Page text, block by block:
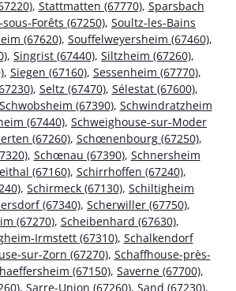
, Stattmatten (67770), Sparsbach
Forêts (67250), Soultz-les-Bains
(67620), Souffelweyersheim (67460),
, Singrist (67440), Siltzheim (67260),
, Siegen (67160), Sessenheim (67770),
, Seltz (67470), Sélestat (67600),
Schwobsheim (67390), Schwindratzheim
(67440), Schweighouse-sur-Moder
(67260), Schœnenbourg (67250),
, Schœnau (67390), Schnersheim
(67160), Schirrhoffen (67240),
, Schirmeck (67130), Schiltigheim
(67340), Scherwiller (67750),
(67270), Scheibenhard (67630),
Irmstett (67310), Schalkendorf
sur-Zorn (67270), Schaffhouse-près-
(67150), Saverne (67700),
, Sarre-Union (67260), Sand (67230),